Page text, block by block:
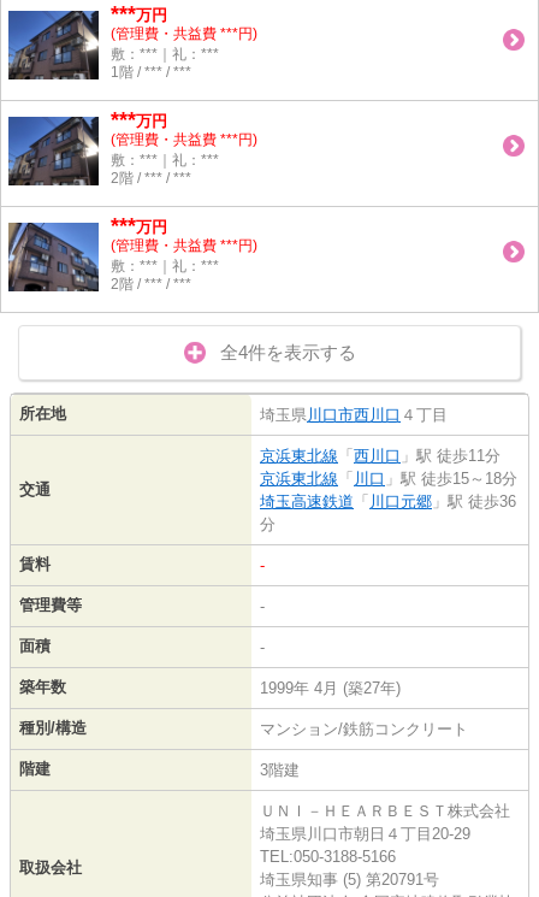
***万円
(管理費・共益費 ***円)
敷：***｜礼：***
1階 / *** / ***
***万円
(管理費・共益費 ***円)
敷：***｜礼：***
2階 / *** / ***
***万円
(管理費・共益費 ***円)
敷：***｜礼：***
2階 / *** / ***
全4件を表示する
所在地 埼玉県川口市西川口 ４丁目
交通
京浜東北線 「 西川口 」駅 徒歩11分
京浜東北線 「 川口 」駅 徒歩15～18分
埼玉高速鉄道 「 川口元郷 」駅 徒歩36
分
賃料 -
管理費等 -
面積 -
築年数 1999年 4月 (築27年)
種別/構造 マンション/鉄筋コンクリート
階建 3階建
取扱会社
ＵＮＩ－ＨＥＡＲＢＥＳＴ株式会社
埼玉県川口市朝日４丁目20-29
TEL:050-3188-5166
埼玉県知事 (5) 第20791号